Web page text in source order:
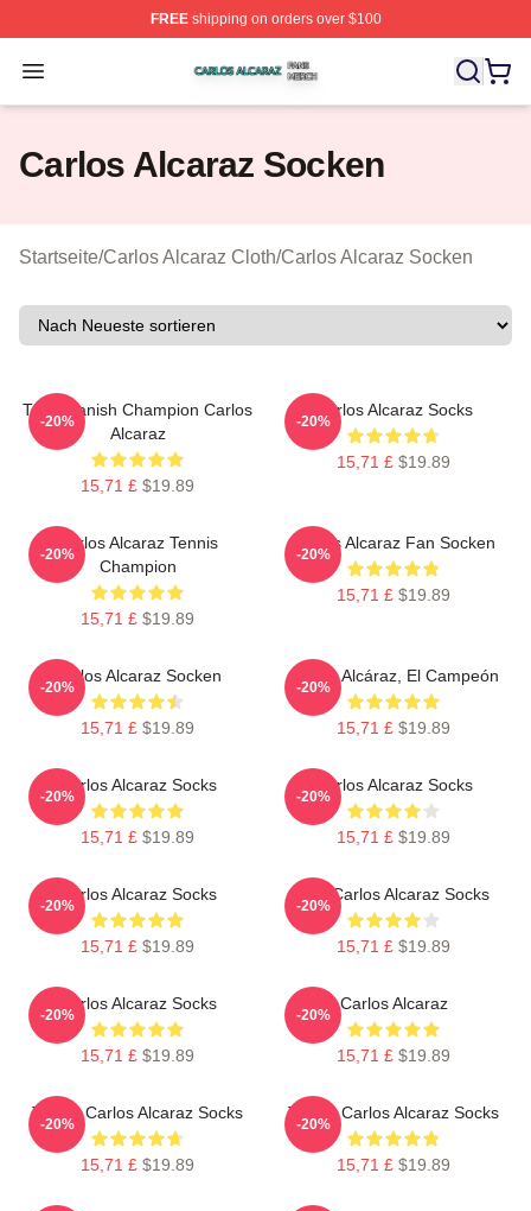
FREEshipping on orders over $100
Open menu
Carlos Alcaraz Shop ⚡️ Officially Licensed Carlos
Carlos Alcaraz Socken
Startseite/Carlos Alcaraz Cloth/Carlos Alcaraz Socken
The Spanish Champion Carlos
Alcaraz
15,71 £ $19.89
-20%
Carlos Alcaraz Socks
15,71 £ $19.89
-20%
Carlos Alcaraz Tennis
Champion
15,71 £ $19.89
-20%
Carlos Alcaraz Fan Socken
15,71 £ $19.89
-20%
Carlos Alcaraz Socken
15,71 £ $19.89
-20%
Carlos Alcáraz, El Campeón
15,71 £ $19.89
-20%
Carlos Alcaraz Socks
15,71 £ $19.89
-20%
Carlos Alcaraz Socks
15,71 £ $19.89
-20%
Carlos Alcaraz Socks
15,71 £ $19.89
-20%
The Carlos Alcaraz Socks
15,71 £ $19.89
-20%
Carlos Alcaraz Socks
15,71 £ $19.89
-20%
Carlos Alcaraz
15,71 £ $19.89
-20%
Tennis Carlos Alcaraz Socks
15,71 £ $19.89
-20%
Tennis Carlos Alcaraz Socks
15,71 £ $19.89
-20%